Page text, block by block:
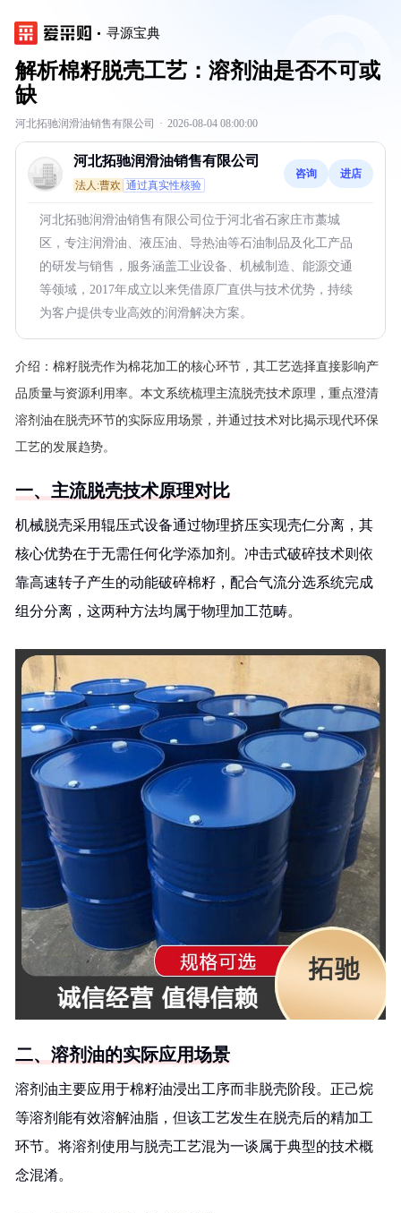
寻源宝典
解析棉籽脱壳工艺：溶剂油是否不可或
缺
河北拓驰润滑油销售有限公司 · 2026-08-04 08:00:00
河北拓驰润滑油销售有限公司
法人:曹欢 通过真实性核验
咨询 进店
河北拓驰润滑油销售有限公司位于河北省石家庄市藁城
区，专注润滑油、液压油、导热油等石油制品及化工产品
的研发与销售，服务涵盖工业设备、机械制造、能源交通
等领域，2017年成立以来凭借原厂直供与技术优势，持续
为客户提供专业高效的润滑解决方案。
介绍： 棉籽脱壳作为棉花加工的核心环节，其工艺选择直接影响产
品质量与资源利用率。本文系统梳理主流脱壳技术原理，重点澄清
溶剂油在脱壳环节的实际应用场景，并通过技术对比揭示现代环保
工艺的发展趋势。
一、主流脱壳技术原理对比
机械脱壳采用辊压式设备通过物理挤压实现壳仁分离，其
核心优势在于无需任何化学添加剂。冲击式破碎技术则依
靠高速转子产生的动能破碎棉籽，配合气流分选系统完成
组分分离，这两种方法均属于物理加工范畴。
二、溶剂油的实际应用场景
溶剂油主要应用于棉籽油浸出工序而非脱壳阶段。正己烷
等溶剂能有效溶解油脂，但该工艺发生在脱壳后的精加工
环节。将溶剂使用与脱壳工艺混为一谈属于典型的技术概
念混淆。